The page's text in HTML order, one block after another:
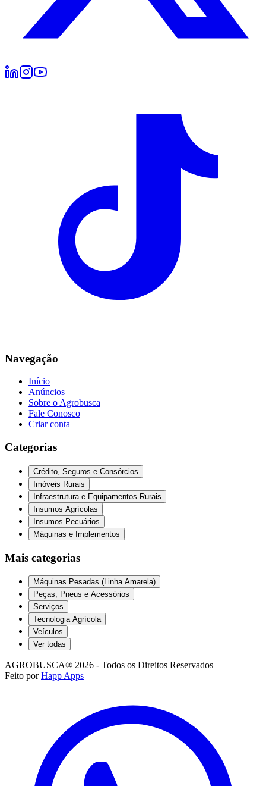
Navegação
Início
Anúncios
Sobre o Agrobusca
Fale Conosco
Criar conta
Categorias
Crédito, Seguros e Consórcios
Imóveis Rurais
Infraestrutura e Equipamentos Rurais
Insumos Agrícolas
Insumos Pecuários
Máquinas e Implementos
Mais categorias
Máquinas Pesadas (Linha Amarela)
Peças, Pneus e Acessórios
Serviços
Tecnologia Agrícola
Veículos
Ver todas
AGROBUSCA® 2026 - Todos os Direitos Reservados
Feito por Happ Apps